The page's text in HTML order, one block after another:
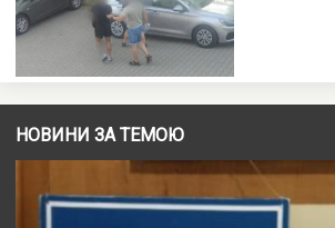
НОВИНИ ЗА ТЕМОЮ